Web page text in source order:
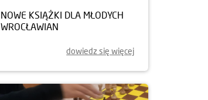
NOWE KSIĄŻKI DLA MŁODYCH
WROCŁAWIAN
dowiedz się więcej